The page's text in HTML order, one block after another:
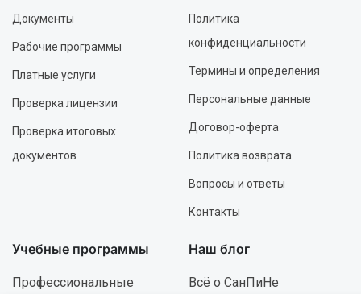
Документы
Рабочие программы
Платные услуги
Проверка лицензии
Проверка итоговых
документов
Политика
конфиденциальности
Термины и определения
Персональные данные
Договор-оферта
Политика возврата
Вопросы и ответы
Контакты
Учебные программы
Профессиональные
Наш блог
Всё о СанПиНе